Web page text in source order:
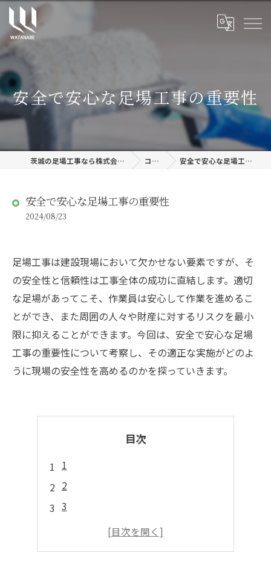
安全で安心な足場工事の重要性
茨城の足場工事なら株式会社渡邊建設 コラム 安全で安心な足場工事の重要性
安全で安心な足場工事の重要性
2024/08/23
足場工事は建設現場において欠かせない要素ですが、そ
の安全性と信頼性は工事全体の成功に直結します。適切
な足場があってこそ、作業員は安心して作業を進めるこ
とができ、また周囲の人々や財産に対するリスクを最小
限に抑えることができます。今回は、安全で安心な足場
工事の重要性について考察し、その適正な実施がどのよ
うに現場の安全性を高めるのかを探っていきます。
目次
1
2
3